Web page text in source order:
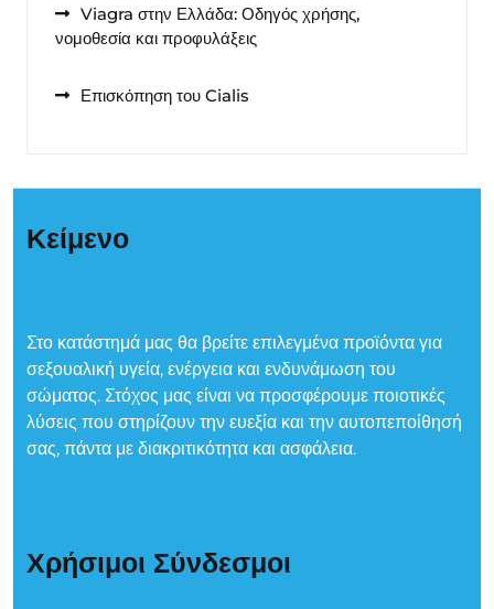
Viagra στην Ελλάδα: Οδηγός χρήσης,
νομοθεσία και προφυλάξεις
Επισκόπηση του Cialis
Κείμενο
Στο κατάστημά μας θα βρείτε επιλεγμένα προϊόντα για
σεξουαλική υγεία, ενέργεια και ενδυνάμωση του
σώματος. Στόχος μας είναι να προσφέρουμε ποιοτικές
λύσεις που στηρίζουν την ευεξία και την αυτοπεποίθησή
σας, πάντα με διακριτικότητα και ασφάλεια.
Χρήσιμοι Σύνδεσμοι